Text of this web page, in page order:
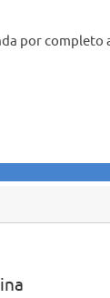
por completo